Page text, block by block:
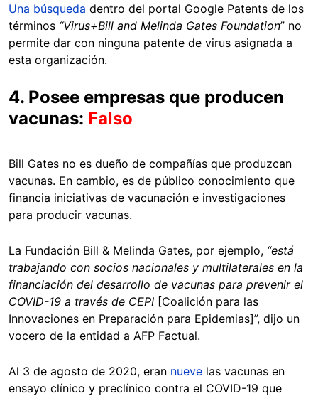
Una búsqueda dentro del portal Google Patents de los
términos “Virus+Bill and Melinda Gates Foundation” no
permite dar con ninguna patente de virus asignada a
esta organización.
4. Posee empresas que producen
vacunas: Falso
Bill Gates no es dueño de compañías que produzcan
vacunas. En cambio, es de público conocimiento que
financia iniciativas de vacunación e investigaciones
para producir vacunas.
La Fundación Bill & Melinda Gates, por ejemplo, “está
trabajando con socios nacionales y multilaterales en la
financiación del desarrollo de vacunas para prevenir el
COVID-19 a través de CEPI [Coalición para las
Innovaciones en Preparación para Epidemias]”, dijo un
vocero de la entidad a AFP Factual.
Al 3 de agosto de 2020, eran nueve las vacunas en
ensayo clínico y preclínico contra el COVID-19 que